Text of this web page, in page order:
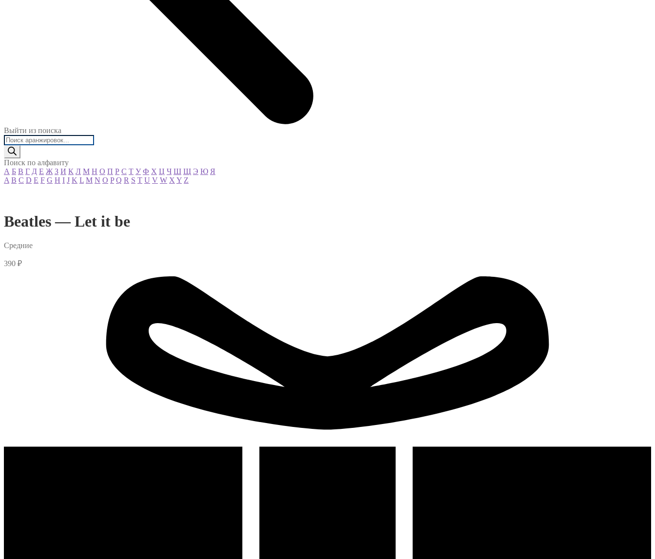
Выйти из поиска
Поиск
товаров
Поиск по алфавиту
А Б В Г Д Е Ж З И К Л М Н О П Р С Т У Ф Х Ц Ч Ш Щ Э Ю Я
A B C D E F G H I J K L M N O P Q R S T U V W X Y Z
Beatles — Let it be
Средние
390 ₽